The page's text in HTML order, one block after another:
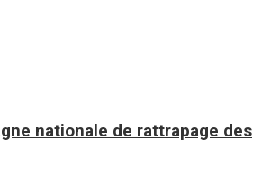
nationale de rattrapage des